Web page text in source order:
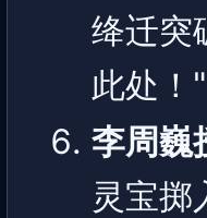
绛迁突
此处！"
李周
灵宝掷